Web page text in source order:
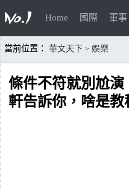
Home 國際 軍事
當前位置： 華文天下 > 娛樂
條件不符就別尬演
軒告訴你，啥是教